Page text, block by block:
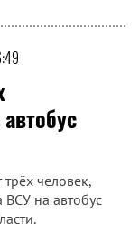
человек,
ВСУ на автобус